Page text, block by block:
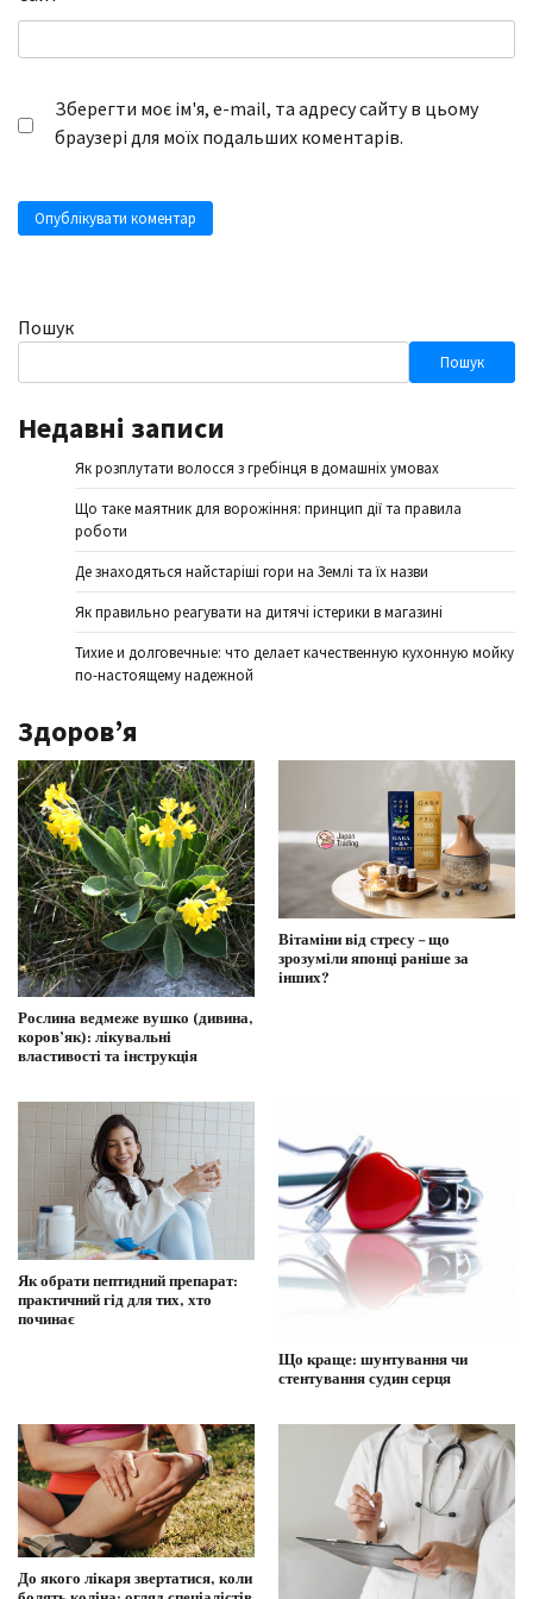
Зберегти моє ім'я, e-mail, та адресу сайту в цьому
браузері для моїх подальших коментарів.
Пошук
Пошук
Недавні записи
Як розплутати волосся з гребінця в домашніх умовах
Що таке маятник для ворожіння: принцип дії та правила
роботи
Де знаходяться найстаріші гори на Землі та їх назви
Як правильно реагувати на дитячі істерики в магазині
Тихие и долговечные: что делает качественную кухонную мойку
по-настоящему надежной
Здоров’я
Рослина ведмеже вушко (дивина,
коров’як): лікувальні
властивості та інструкція
Вітаміни від стресу – що
зрозуміли японці раніше за
інших?
Як обрати пептидний препарат:
практичний гід для тих, хто
починає
Що краще: шунтування чи
стентування судин серця
До якого лікаря звертатися, коли